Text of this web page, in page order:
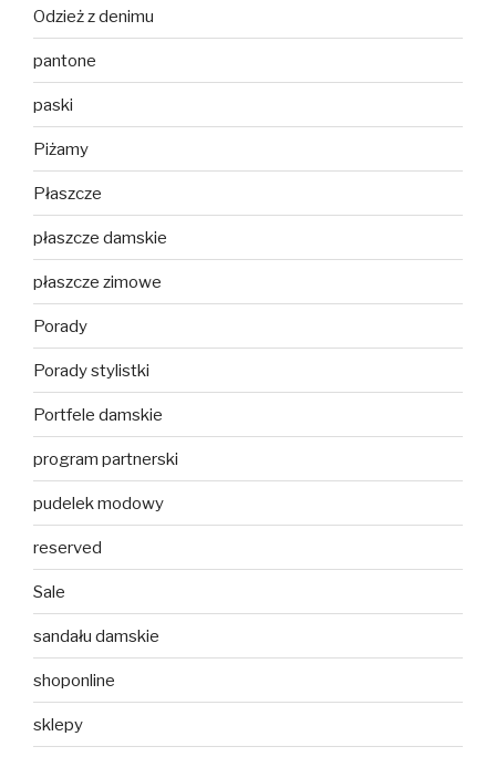
Odzież z denimu
pantone
paski
Piżamy
Płaszcze
płaszcze damskie
płaszcze zimowe
Porady
Porady stylistki
Portfele damskie
program partnerski
pudelek modowy
reserved
Sale
sandału damskie
shoponline
sklepy